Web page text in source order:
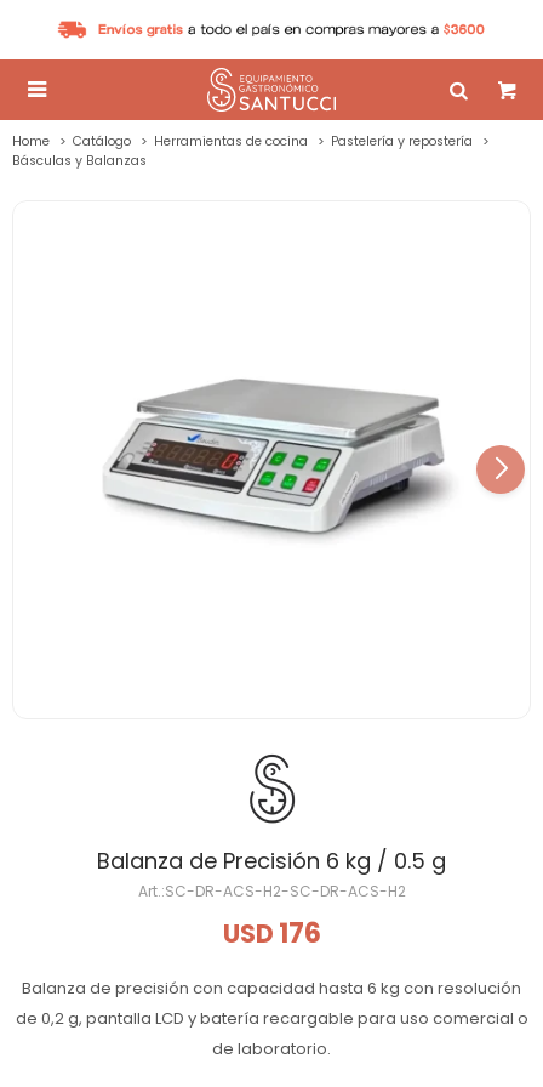

Home Catálogo Herramientas de cocina
Pastelería y repostería
Básculas y Balanzas
Balanza de Precisión 6 kg / 0.5 g
SC-DR-ACS-H2-SC-DR-ACS-H2
USD 176
Balanza de precisión con capacidad hasta 6 kg con resolución
de 0,2 g, pantalla LCD y batería recargable para uso comercial o
de laboratorio.